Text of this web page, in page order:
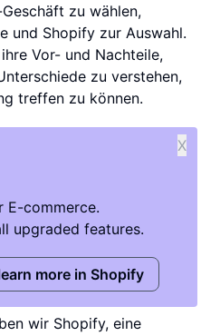
zu wählen,
und Shopify zur Auswahl.
Vor- und Nachteile,
zu verstehen,
treffen zu können.
einer Open-
die von WordPress
eignet sich
die flexibles
priorisieren. Mit
Online-Geschäft
gestalten
wir Shopify, eine
E-commerce.
upgraded features.
X
more in Shopify